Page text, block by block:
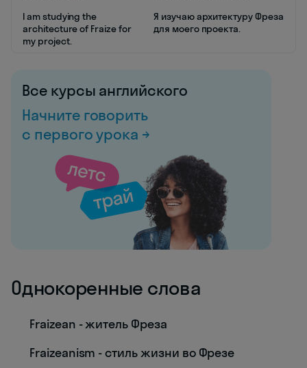
I am studying the
architecture of Fraize for
my project.
Я изучаю архитектуру Фреза
для моего проекта.
Все курсы английского
Начните говорить
с первого урока →
Однокоренные слова
Fraizean - житель Фреза
Fraizeanism - стиль жизни во Фрезе